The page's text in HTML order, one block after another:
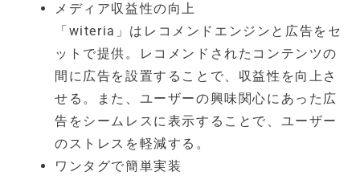
メディア収益性の向上
「witeria」はレコメンドエンジンと広告をセ
ットで提供。レコメンドされたコンテンツの
間に広告を設置することで、収益性を向上さ
せる。また、ユーザーの興味関心にあった広
告をシームレスに表示することで、ユーザー
のストレスを軽減する。
ワンタグで簡単実装